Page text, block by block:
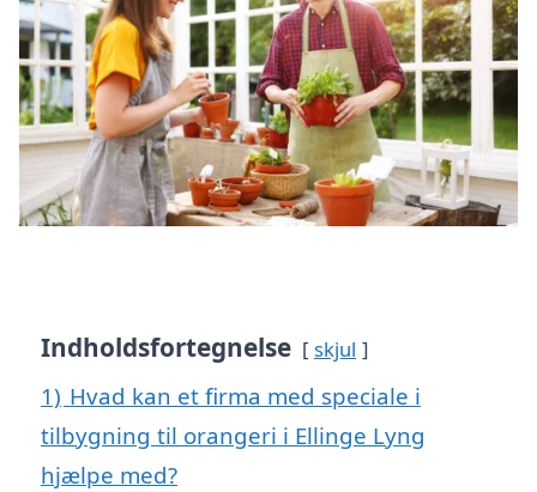
Indholdsfortegnelse skjul
1) Hvad kan et firma med speciale i
tilbygning til orangeri i Ellinge Lyng
hjælpe med?